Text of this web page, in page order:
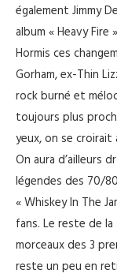
également Jimmy
album « Heavy
Hormis ces
Gorham, ex-Thin
rock burné et
toujours plus
yeux, on se croirait
On aura d’ailleurs
légendes des 70/
« Whiskey In The
fans. Le reste de
morceaux des 3
reste un peu en